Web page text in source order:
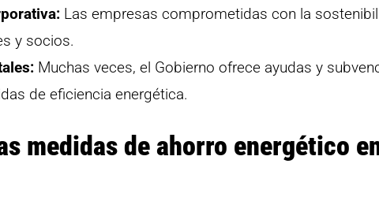
Las empresas comprometidas con la
y socios.
Muchas veces, el Gobierno ofrece ayudas y
de eficiencia energética.
medidas de ahorro energético